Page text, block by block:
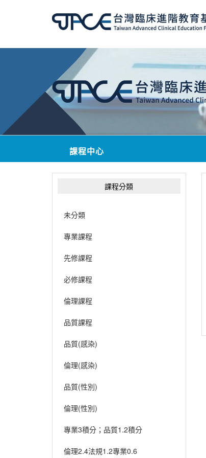
課程中心
課程分類
未分類
專業課程
先修課程
必修課程
倫理課程
品質課程
品質(感染)
倫理(感染)
品質(性別)
倫理(性別)
專業3積分；品質1.2積分
倫理2.4法規1.2專業0.6